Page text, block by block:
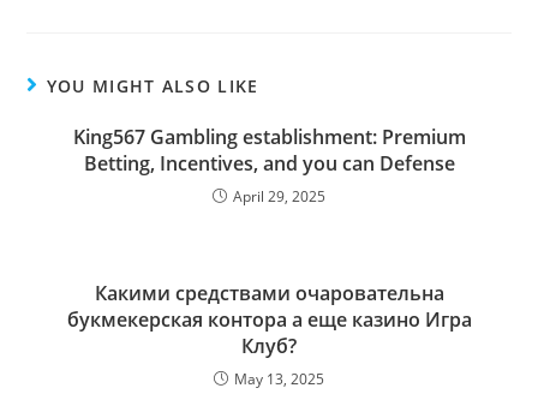
YOU MIGHT ALSO LIKE
King567 Gambling establishment: Premium
Betting, Incentives, and you can Defense
April 29, 2025
Какими средствами очаровательна
букмекерская контора а еще казино Игра
Клуб?
May 13, 2025